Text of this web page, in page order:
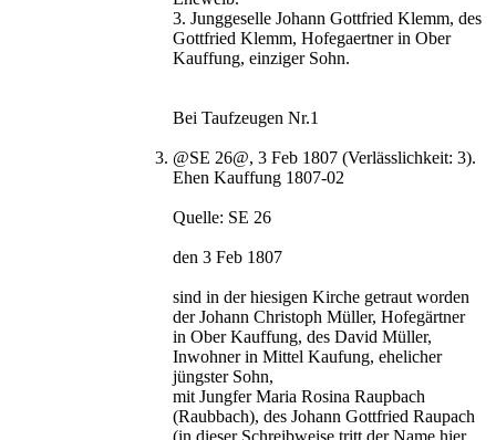
3. Junggeselle Johann Gottfried Klemm, des
Gottfried Klemm, Hofegaertner in Ober
Kauffung, einziger Sohn.
Bei Taufzeugen Nr.1
@SE 26@, 3 Feb 1807 (Verlässlichkeit: 3).
Ehen Kauffung 1807-02
Quelle: SE 26
den 3 Feb 1807
sind in der hiesigen Kirche getraut worden
der Johann Christoph Müller, Hofegärtner
in Ober Kauffung, des David Müller,
Inwohner in Mittel Kaufung, ehelicher
jüngster Sohn,
mit Jungfer Maria Rosina Raupbach
(Raubbach), des Johann Gottfried Raupach
(in dieser Schreibweise tritt der Name hier